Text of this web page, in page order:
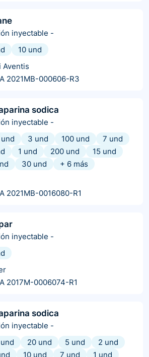
inyectable -
10 und
Aventis
2021MB-000606-R3
sodica
inyectable -
3 und 100 und
7 und
1 und 200 und
15 und
30 und + 6 más
2021MB-0016080-R1
inyectable -
2017M-0006074-R1
sodica
inyectable -
20 und 5 und
2 und
10 und 7 und
1 und